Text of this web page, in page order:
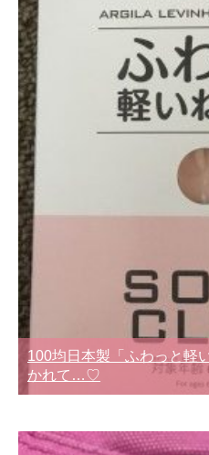
100均日本製「ふわっと軽
かれて…♡